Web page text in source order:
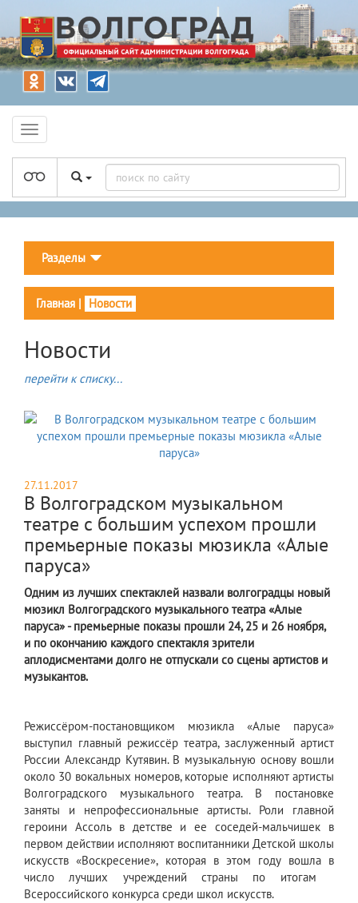
Разделы
Главная | Новости
Новости
перейти к списку...
27.11.2017
В Волгоградском музыкальном
театре с большим успехом прошли
премьерные показы мюзикла «Алые
паруса»
Одним из лучших спектаклей назвали волгоградцы новый
мюзикл Волгоградского музыкального театра «Алые
паруса» - премьерные показы прошли 24, 25 и 26 ноября,
и по окончанию каждого спектакля зрители
аплодисментами долго не отпускали со сцены артистов и
музыкантов.
Режиссёром-постановщиком мюзикла «Алые паруса»
выступил главный режиссёр театра, заслуженный артист
России Александр Кутявин. В музыкальную основу вошли
около 30 вокальных номеров, которые исполняют артисты
Волгоградского музыкального театра. В постановке
заняты и непрофессиональные артисты. Роли главной
героини Ассоль в детстве и ее соседей-мальчишек в
первом действии исполняют воспитанники Детской школы
искусств «Воскресение», которая в этом году вошла в
число лучших учреждений страны по итогам
Всероссийского конкурса среди школ искусств.